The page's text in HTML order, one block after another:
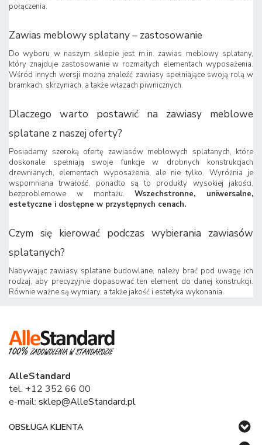
połączenia.
Zawias meblowy splatany – zastosowanie
Do wyboru w naszym sklepie jest m.in. zawias meblowy splatany,
który znajduje zastosowanie w rozmaitych elementach wyposażenia.
Wśród innych wersji można znaleźć zawiasy spełniające swoją rolą w
bramkach, skrzyniach, a także włazach piwnicznych.
Dlaczego warto postawić na zawiasy meblowe
splatane z naszej oferty?
Posiadamy szeroką ofertę zawiasów meblowych splatanych, które
doskonale spełniają swoje funkcje w drobnych konstrukcjach
drewnianych, elementach wyposażenia, ale nie tylko. Wyróżnia je
wspomniana trwałość, ponadto są to produkty wysokiej jakości,
bezproblemowe w montażu.Wszechstronne, uniwersalne,
estetyczne i dostępne w przystępnych cenach.
Czym się kierować podczas wybierania zawiasów
splatanych?
Nabywając zawiasy splatane budowlane, należy brać pod uwagę ich
rodzaj, aby precyzyjnie dopasować ten element do danej konstrukcji.
Równie ważne są wymiary, a także jakość i estetyka wykonania.
AlleStandard
tel. +12 352 66 00
e-mail: sklep@AlleStandard.pl
OBSŁUGA KLIENTA